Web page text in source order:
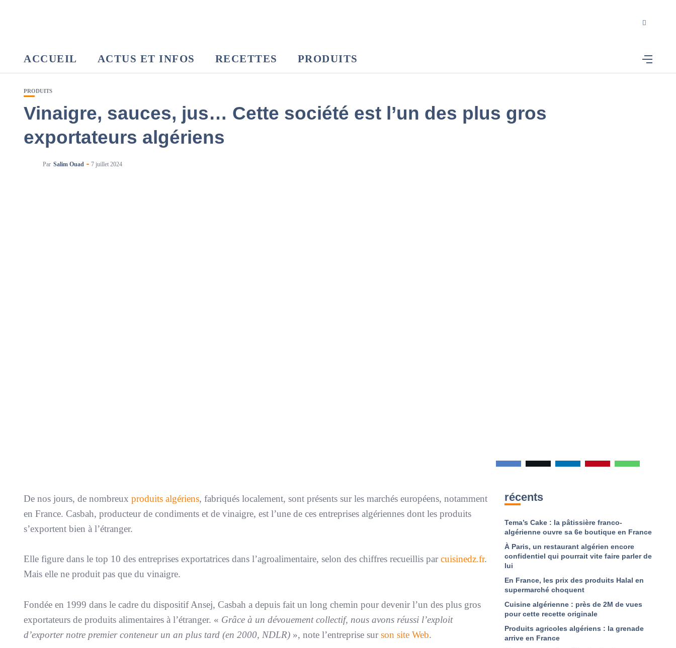
ACCUEIL ACTUS ET INFOS RECETTES PRODUITS
PRODUITS
Vinaigre, sauces, jus… Cette société est l’un des plus gros
exportateurs algériens
Par Salim Ouad 7 juillet 2024
De nos jours, de nombreux produits algériens, fabriqués localement, sont présents sur les marchés européens, notamment
en France. Casbah, producteur de condiments et de vinaigre, est l’une de ces entreprises algériennes dont les produits
s’exportent bien à l’étranger.
Elle figure dans le top 10 des entreprises exportatrices dans l’agroalimentaire, selon des chiffres recueillis par cuisinedz.fr.
Mais elle ne produit pas que du vinaigre.
Fondée en 1999 dans le cadre du dispositif Ansej, Casbah a depuis fait un long chemin pour devenir l’un des plus gros
exportateurs de produits alimentaires à l’étranger. « Grâce à un dévouement collectif, nous avons réussi l’exploit
d’exporter notre premier conteneur un an plus tard (en 2000, NDLR) », note l’entreprise sur son site Web.
récents
Tema’s Cake : la pâtissière franco-
algérienne ouvre sa 6e boutique en France
À Paris, un restaurant algérien encore
confidentiel qui pourrait vite faire parler de
lui
En France, les prix des produits Halal en
supermarché choquent
Cuisine algérienne : près de 2M de vues
pour cette recette originale
Produits agricoles algériens : la grenade
arrive en France